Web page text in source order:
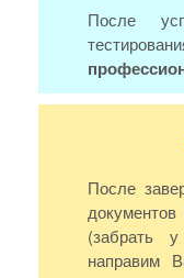
После
После
направим